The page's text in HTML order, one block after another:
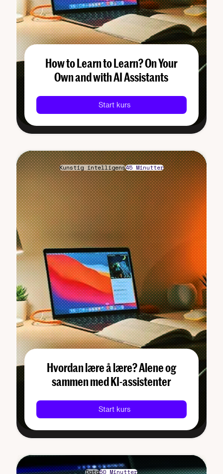
How to Learn to Learn? On Your
Own and with AI Assistants
Start kurs
Kunstig intelligens45 Minutter
Hvordan lære å lære? Alene og
sammen med KI-assistenter
Start kurs
Data50 Minutter